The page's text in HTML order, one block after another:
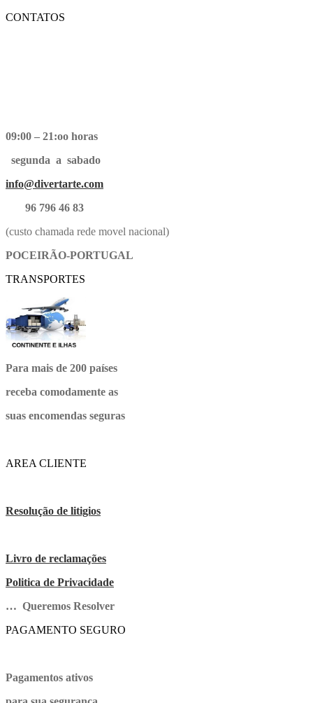
CONTATOS
09:00 – 21:oo horas
segunda a sabado
info@divertarte.com
96 796 46 83
(custo chamada rede movel nacional)
POCEIRÃO-PORTUGAL
TRANSPORTES
Para mais de 200 países
receba comodamente as
suas encomendas seguras
AREA CLIENTE
Resolução de litigios
Livro de reclamações
Politica de Privacidade
… Queremos Resolver
PAGAMENTO SEGURO
Pagamentos ativos